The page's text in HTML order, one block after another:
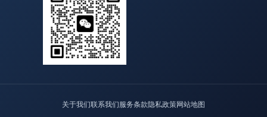
关于我们联系我们服务条款隐私政策网站地图